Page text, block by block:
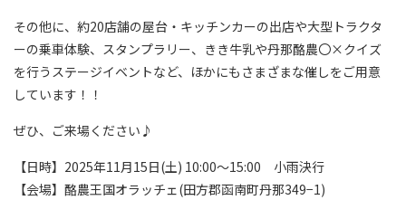
その他に、約20店舗の屋台・キッチンカーの出店や大型トラクタ
ーの乗車体験、スタンプラリー、きき牛乳や丹那酪農〇×クイズ
を行うステージイベントなど、ほかにもさまざまな催しをご用意
しています！！
ぜひ、ご来場ください♪
【日時】2025年11月15日(土) 10:00～15:00 小雨決行
【会場】酪農王国オラッチェ(田方郡函南町丹那349−1)